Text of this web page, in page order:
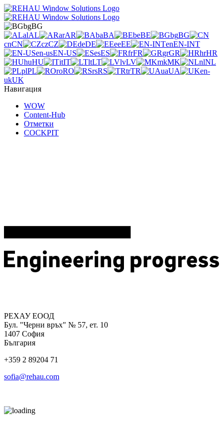
bgBG
alAL arAR baBA beBE bgBG
cnCN czCZ deDE eeEE enEN-INT
en-usEN-US esES frFR grGR hrHR
huHU itIT ltLT lvLV mkMK nlNL
plPL roRO rsRS trTR uaUA
en-
ukUK
Навигация
WOW
Content-Hub
Отметки
COCKPIT
РЕХАУ ЕООД
Бул. "Черни връх" № 57, ет. 10
1407 София
България
+359 2 89204 71
sofia@rehau.com